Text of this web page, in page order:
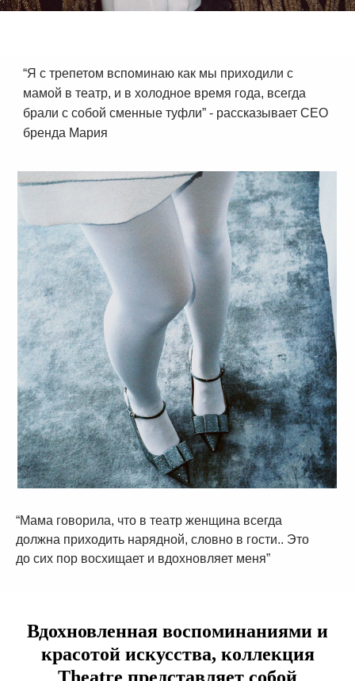
“Я с трепетом вспоминаю как мы приходили с
мамой в театр, и в холодное время года, всегда
брали с собой сменные туфли” - рассказывает СЕО
бренда Мария
“Мама говорила, что в театр женщина всегда
должна приходить нарядной, словно в гости.. Это
до сих пор восхищает и вдохновляет меня”
Вдохновленная воспоминаниями и
красотой искусства, коллекция